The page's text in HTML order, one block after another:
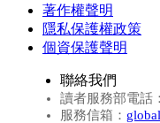
著作權聲明
隱私保護權政策
個資保護聲明
聯絡我們
讀者服務部電話
服務信箱：